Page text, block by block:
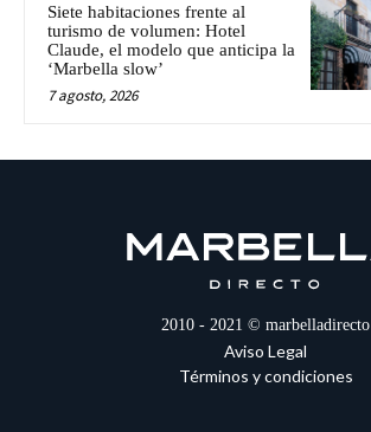
Siete habitaciones frente al
turismo de volumen: Hotel
Claude, el modelo que anticipa la
‘Marbella slow’
7 agosto, 2026
2010 - 2021 © marbelladirecto
Aviso Legal
Términos y condiciones